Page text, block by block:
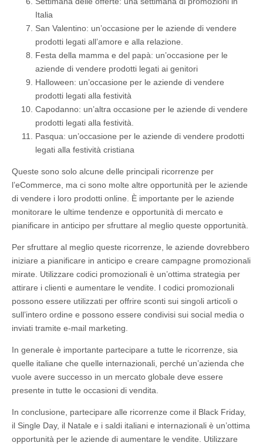
Italia
San Valentino: un’occasione per le aziende di vendere
prodotti legati all’amore e alla relazione.
Festa della mamma e del papà: un’occasione per le
aziende di vendere prodotti legati ai genitori
Halloween: un’occasione per le aziende di vendere
prodotti legati alla festività
Capodanno: un’altra occasione per le aziende di vendere
prodotti legati alla festività.
Pasqua: un’occasione per le aziende di vendere prodotti
legati alla festività cristiana
Queste sono solo alcune delle principali ricorrenze per
l’eCommerce, ma ci sono molte altre opportunità per le aziende
di vendere i loro prodotti online. È importante per le aziende
monitorare le ultime tendenze e opportunità di mercato e
pianificare in anticipo per sfruttare al meglio queste opportunità.
Per sfruttare al meglio queste ricorrenze, le aziende dovrebbero
iniziare a pianificare in anticipo e creare campagne promozionali
mirate. Utilizzare codici promozionali è un’ottima strategia per
attirare i clienti e aumentare le vendite. I codici promozionali
possono essere utilizzati per offrire sconti sui singoli articoli o
sull’intero ordine e possono essere condivisi sui social media o
inviati tramite e-mail marketing.
In generale è importante partecipare a tutte le ricorrenze, sia
quelle italiane che quelle internazionali, perché un’azienda che
vuole avere successo in un mercato globale deve essere
presente in tutte le occasioni di vendita.
In conclusione, partecipare alle ricorrenze come il Black Friday,
il Single Day, il Natale e i saldi italiani e internazionali è un’ottima
opportunità per le aziende di aumentare le vendite. Utilizzare